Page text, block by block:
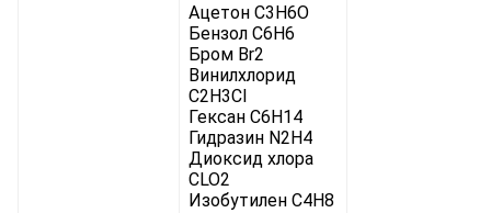
Ацетон C3H6O
Бензол C6H6
Бром Br2
Винилхлорид
C2H3Cl
Гексан C6H14
Гидразин N2H4
Диоксид хлора
CLO2
Изобутилен C4H8